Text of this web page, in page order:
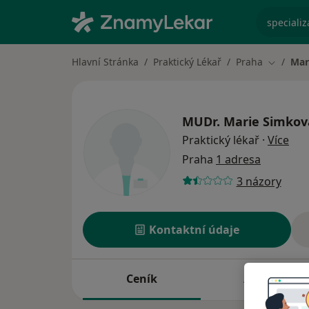
Hlavní Stránka Praktický Lékař Praha Změna
MUDr. Marie
Praktický lékař · Více
Praha 1 adresa
3 názory
Kontaktní údaje
Ceník Adresy